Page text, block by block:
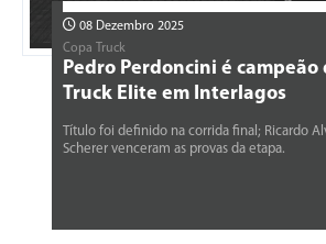
08 Dezembro 2025
Copa Truck
Pedro Perdoncini é campeão
Truck Elite em Interlagos
Título foi definido na corrida final; Ricardo
Scherer venceram as provas da etapa.